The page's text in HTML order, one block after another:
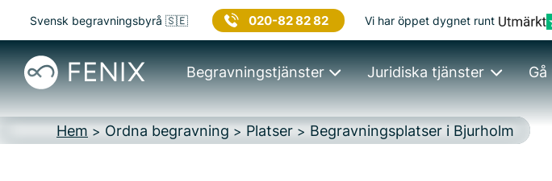
Svensk begravningsbyrå 🇸🇪 020-82 82 82 Vi har öppet dygnet runt
Begravningstjänster Juridiska tjänster
Hem > Ordna begravning > Platser > Begravningsplatser i Bjurholm